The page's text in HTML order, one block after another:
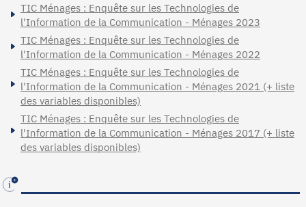
TIC Ménages : Enquête sur les Technologies de
l'Information de la Communication - Ménages 2023
TIC Ménages : Enquête sur les Technologies de
l'Information de la Communication - Ménages 2022
TIC Ménages : Enquête sur les Technologies de
l'Information de la Communication - Ménages 2021 (+ liste
des variables disponibles)
TIC Ménages : Enquête sur les Technologies de
l'Information de la Communication - Ménages 2017 (+ liste
des variables disponibles)